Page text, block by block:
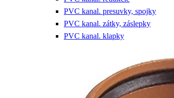
PVC kanal. presuvky, spojky
PVC kanal. zátky, záslepky
PVC kanal. klapky